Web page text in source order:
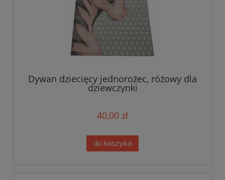
Dywan dziecięcy jednorożec, różowy dla
dziewczynki
40,00 zł
do koszyka